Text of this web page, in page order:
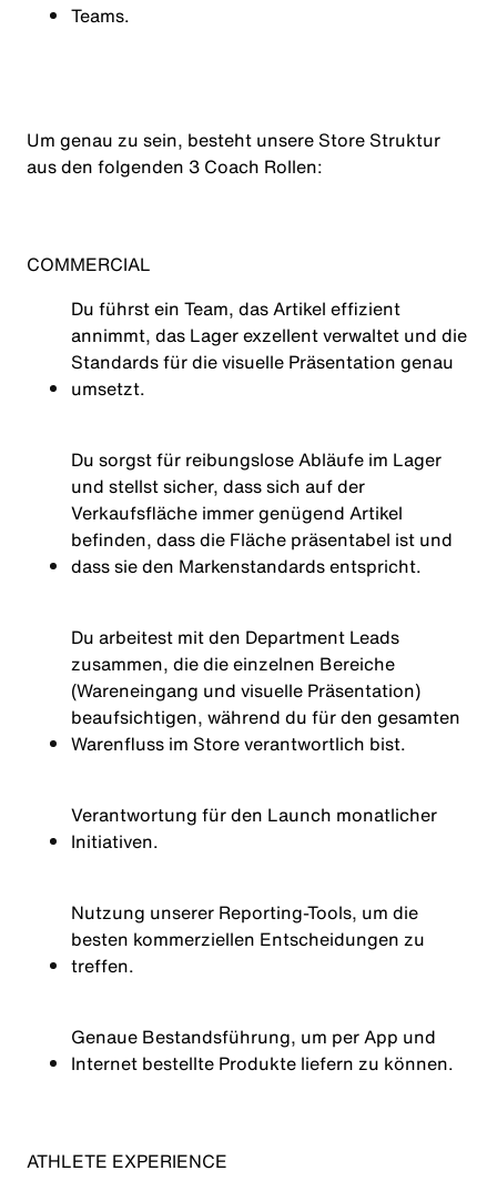
Teams.
Um genau zu sein, besteht unsere Store Struktur
aus den folgenden 3 Coach Rollen:
COMMERCIAL
Du führst ein Team, das Artikel effizient
annimmt, das Lager exzellent verwaltet und die
Standards für die visuelle Präsentation genau
umsetzt.
Du sorgst für reibungslose Abläufe im Lager
und stellst sicher, dass sich auf der
Verkaufsfläche immer genügend Artikel
befinden, dass die Fläche präsentabel ist und
dass sie den Markenstandards entspricht.
Du arbeitest mit den Department Leads
zusammen, die die einzelnen Bereiche
(Wareneingang und visuelle Präsentation)
beaufsichtigen, während du für den gesamten
Warenfluss im Store verantwortlich bist.
Verantwortung für den Launch monatlicher
Initiativen.
Nutzung unserer Reporting-Tools, um die
besten kommerziellen Entscheidungen zu
treffen.
Genaue Bestandsführung, um per App und
Internet bestellte Produkte liefern zu können.
ATHLETE EXPERIENCE